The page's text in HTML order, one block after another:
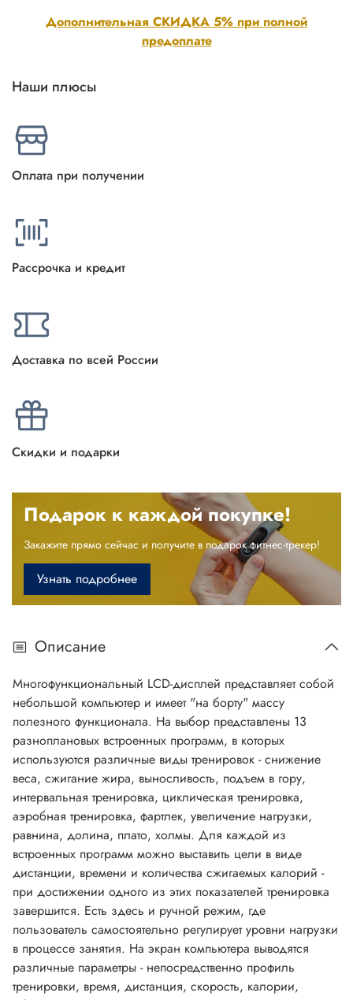
Дополнительная СКИДКА 5% при полной
предоплате
Наши плюсы
Оплата при получении
Рассрочка и кредит
Доставка по всей России
Скидки и подарки
Подарок к каждой покупке!
Закажите прямо сейчас и получите в подарок фитнес-трекер!
Узнать подробнее
Описание
Многофункциональный LCD-дисплей представляет собой
небольшой компьютер и имеет "на борту" массу
полезного функционала. На выбор представлены 13
разноплановых встроенных программ, в которых
используются различные виды тренировок - снижение
веса, сжигание жира, выносливость, подъем в гору,
интервальная тренировка, циклическая тренировка,
аэробная тренировка, фартлек, увеличение нагрузки,
равнина, долина, плато, холмы. Для каждой из
встроенных программ можно выставить цели в виде
дистанции, времени и количества сжигаемых калорий -
при достижении одного из этих показателей тренировка
завершится. Есть здесь и ручной режим, где
пользователь самостоятельно регулирует уровни нагрузки
в процессе занятия. На экран компьютера выводятся
различные параметры - непосредственно профиль
тренировки, время, дистанция, скорость, калории,